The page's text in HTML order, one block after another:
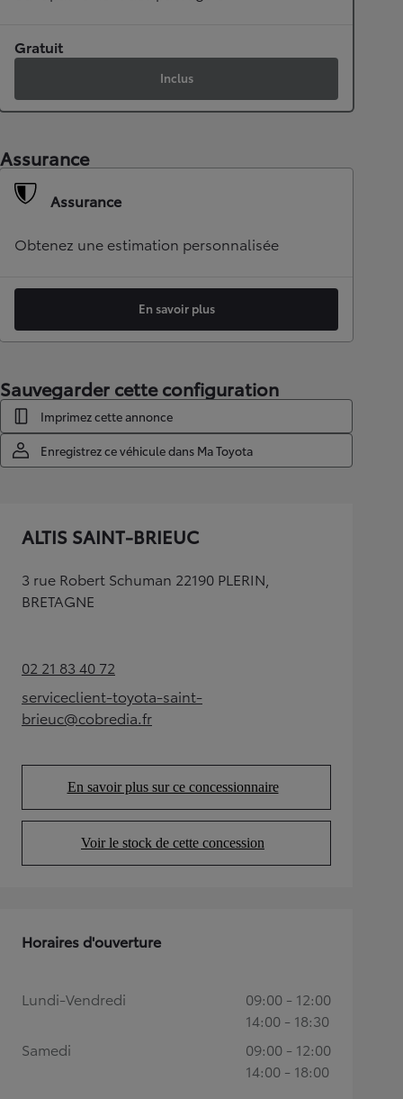
Gratuit
Inclus
Assurance
Assurance
Obtenez une estimation personnalisée
En savoir plus
Sauvegarder cette configuration
Imprimez cette annonce
Enregistrez ce véhicule dans Ma Toyota
ALTIS SAINT-BRIEUC
3 rue Robert Schuman 22190 PLERIN,
BRETAGNE
02 21 83 40 72(Opens in new tab)
serviceclient-toyota-saint-
brieuc@cobredia.fr
En savoir plus sur ce concessionnaire
(Opens in new tab)
Voir le stock de cette concession
(Opens in new tab)
Horaires d'ouverture
Lundi-Vendredi
09:00 - 12:00
14:00 - 18:30
Samedi
09:00 - 12:00
14:00 - 18:00